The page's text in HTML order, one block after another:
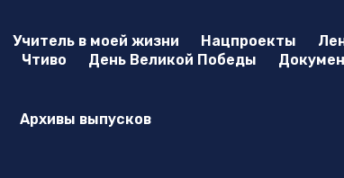
Учитель в моей жизни Нацпроекты
Чтиво День Великой Победы
Архивы выпусков